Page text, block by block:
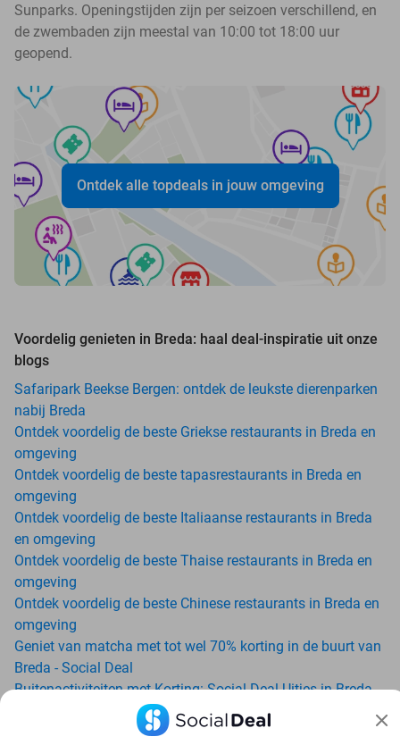
Sunparks. Openingstijden zijn per seizoen verschillend, en
de zwembaden zijn meestal van 10:00 tot 18:00 uur
geopend.
Ontdek alle topdeals in jouw omgeving
Voordelig genieten in Breda: haal deal-inspiratie uit onze
blogs
Safaripark Beekse Bergen: ontdek de leukste dierenparken
nabij Breda
Ontdek voordelig de beste Griekse restaurants in Breda en
omgeving
Ontdek voordelig de beste tapasrestaurants in Breda en
omgeving
Ontdek voordelig de beste Italiaanse restaurants in Breda
en omgeving
Ontdek voordelig de beste Thaise restaurants in Breda en
omgeving
Ontdek voordelig de beste Chinese restaurants in Breda en
omgeving
Geniet van matcha met tot wel 70% korting in de buurt van
Breda - Social Deal
Buitenactiviteiten met Korting: Social Deal Uitjes in Breda
Ga voordelig de padelbaan op met Social Deal in de buurt